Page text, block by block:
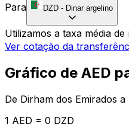
Para
DZD - Dinar argelino
Utilizamos a taxa média de
Ver cotação da
Gráfico de AED
De Dirham dos Emirados
1 AED = 0 DZD